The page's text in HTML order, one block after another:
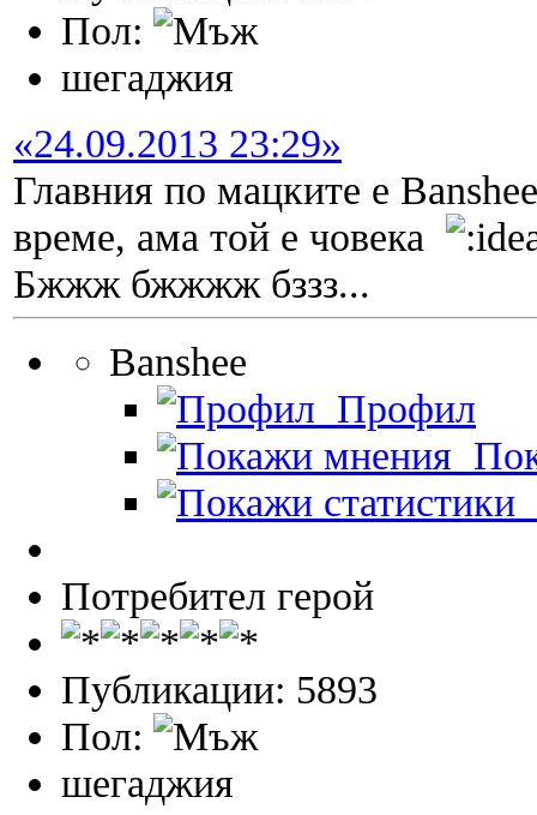
Пол:
шегаджия
«24.09.2013 23:29»
Главния по мацките е
време, ама той е човека
Бжжж бжжжж бззз...
Banshee
Профил
Потребител герой
Публикации: 5893
Пол:
шегаджия